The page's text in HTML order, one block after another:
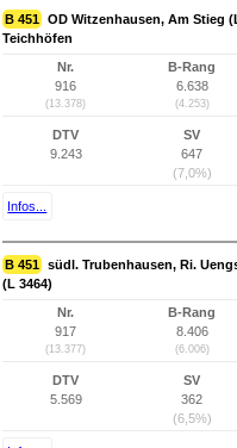
B 451 OD Witzenhausen, Am Stieg
Teichhöfen
Nr.
916
(13.378)
B-Rang
6.638
(4.253)
DTV
9.243
SV
647
(7,0%)
Infos...
B 451 südl. Trubenhausen, Ri.
(L 3464)
Nr.
917
(13.377)
B-Rang
8.406
(6.006)
DTV
5.569
SV
362
(6,5%)